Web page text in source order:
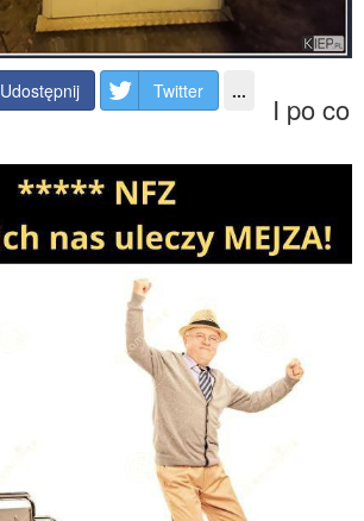
Udostępnij Twitter ... I po co